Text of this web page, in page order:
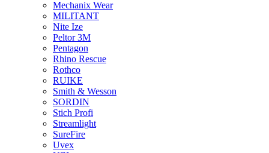
Mechanix Wear
MILITANT
Nite Ize
Peltor 3M
Pentagon
Rhino Rescue
Rothco
RUIKE
Smith & Wesson
SORDIN
Stich Profi
Streamlight
SureFire
Uvex